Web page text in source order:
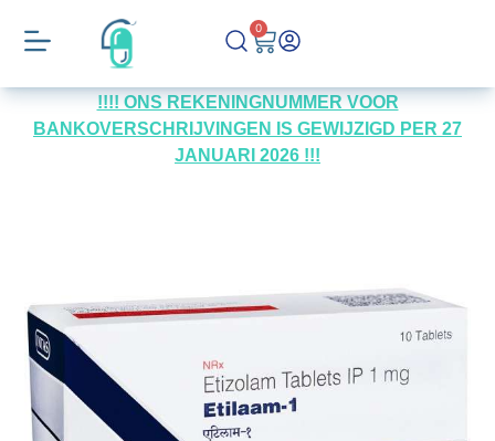
0
!!!! ONS REKENINGNUMMER VOOR
BANKOVERSCHRIJVINGEN IS GEWIJZIGD PER 27
JANUARI 2026 !!!